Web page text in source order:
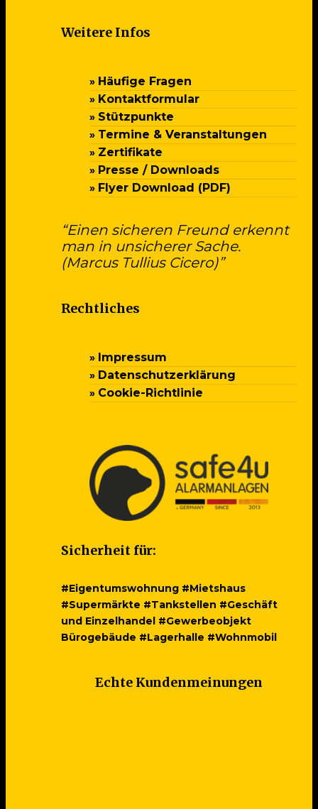
Weitere Infos
Häufige Fragen
Kontaktformular
Stützpunkte
Termine & Veranstaltungen
Zertifikate
Presse / Downloads
Flyer Download (PDF)
“Einen sicheren Freund erkennt
man in unsicherer Sache.
(Marcus Tullius Cicero)”
Rechtliches
Impressum
Datenschutzerklärung
Cookie-Richtlinie
Sicherheit für:
#Eigentumswohnung #Mietshaus
#Supermärkte #Tankstellen #Geschäft
und Einzelhandel #Gewerbeobjekt
Bürogebäude #Lagerhalle #Wohnmobil
Echte Kundenmeinungen